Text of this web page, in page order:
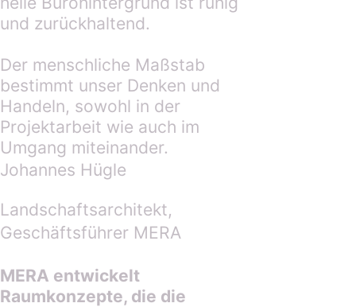
Der menschliche Maßstab
bestimmt unser Denken und
Handeln, sowohl in der
Projektarbeit wie auch im
Umgang miteinander.
Johannes Hügle
Landschaftsarchitekt,
Geschäftsführer MERA
MERA entwickelt
Raumkonzepte, die die